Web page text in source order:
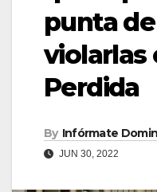
punta
violarlas
Perdida
By Infórmate
JUN 30, 2022